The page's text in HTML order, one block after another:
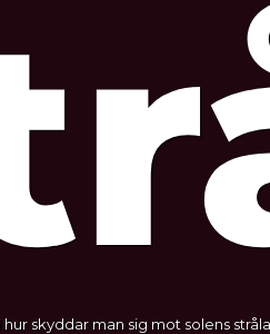
skyddar man sig mot solens